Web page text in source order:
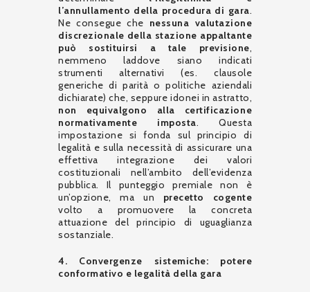
l’annullamento della procedura di gara.
Ne consegue che nessuna valutazione
discrezionale della stazione appaltante
può sostituirsi a tale previsione,
nemmeno laddove siano indicati
strumenti alternativi (es. clausole
generiche di parità o politiche aziendali
dichiarate) che, seppure idonei in astratto,
non equivalgono alla certificazione
normativamente imposta. Questa
impostazione si fonda sul principio di
legalità e sulla necessità di assicurare una
effettiva integrazione dei valori
costituzionali nell’ambito dell’evidenza
pubblica. Il punteggio premiale non è
un’opzione, ma un precetto cogente
volto a promuovere la concreta
attuazione del principio di uguaglianza
sostanziale.
4. Convergenze sistemiche: potere
conformativo e legalità della gara